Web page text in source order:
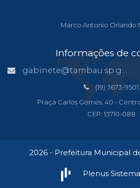
Marco Antonio Orlando
Informações de
gabinete@tambau.sp.gov.br
(19) 3673-9501
Praça Carlos Gomes, 40 -
CEP: 13710-088
2026 - Prefeitura Municipal
Plenus